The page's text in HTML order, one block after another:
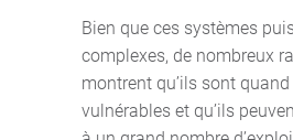
Bien que ces systèmes
complexes, de nombreux
montrent qu’ils sont
vulnérables et qu’ils